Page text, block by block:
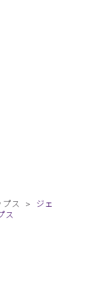
ス
ジェ
ス